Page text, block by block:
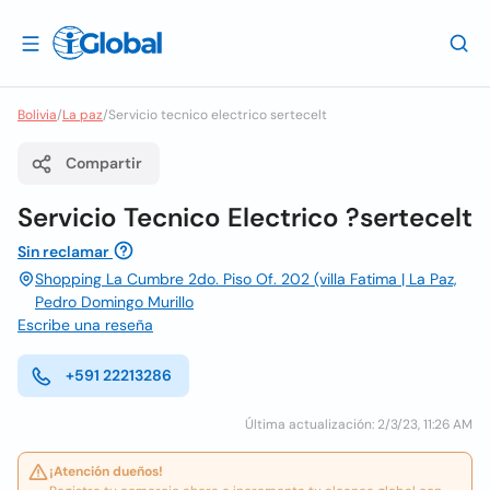
Bolivia/La paz/Servicio tecnico electrico sertecelt
Compartir
Servicio Tecnico Electrico ?sertecelt
Sin reclamar
Shopping La Cumbre 2do. Piso Of. 202 (villa Fatima | La Paz,
Pedro Domingo Murillo
Escribe una reseña
+591 22213286
Última actualización: 2/3/23, 11:26 AM
¡Atención dueños!